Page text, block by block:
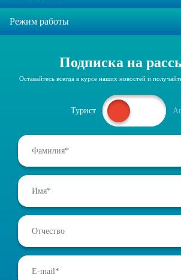
Режим работы
Подписка на
Оставайтесь всегда в курсе наших новостей и
Турист